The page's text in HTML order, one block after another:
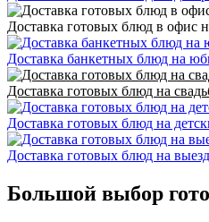
Доставка готовых блюд в офис
Доставка банкетных блюд на
Доставка готовых блюд на
Доставка готовых блюд на
Доставка готовых блюд на
Большой выбор